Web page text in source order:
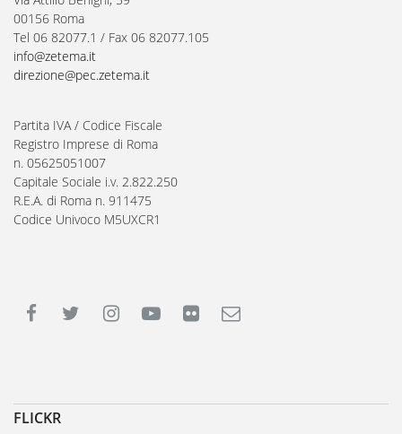
00156 Roma
Tel 06 82077.1 / Fax 06 82077.105
info@zetema.it
direzione@pec.zetema.it
Partita IVA / Codice Fiscale
Registro Imprese di Roma
n. 05625051007
Capitale Sociale i.v. 2.822.250
R.E.A. di Roma n. 911475
Codice Univoco M5UXCR1
FLICKR